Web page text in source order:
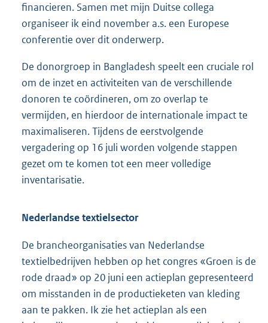
financieren. Samen met mijn Duitse collega
organiseer ik eind november a.s. een Europese
conferentie over dit onderwerp.
De donorgroep in Bangladesh speelt een cruciale rol
om de inzet en activiteiten van de verschillende
donoren te coördineren, om zo overlap te
vermijden, en hierdoor de internationale impact te
maximaliseren. Tijdens de eerstvolgende
vergadering op 16 juli worden volgende stappen
gezet om te komen tot een meer volledige
inventarisatie.
Nederlandse textielsector
De brancheorganisaties van Nederlandse
textielbedrijven hebben op het congres «Groen is de
rode draad» op 20 juni een actieplan gepresenteerd
om misstanden in de productieketen van kleding
aan te pakken. Ik zie het actieplan als een